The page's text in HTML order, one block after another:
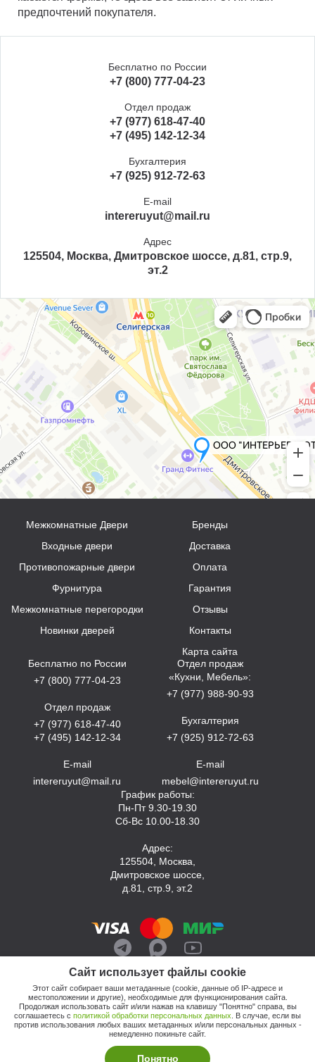
предпочтений покупателя.
Бесплатно по России
+7 (800) 777-04-23
Отдел продаж
+7 (977) 618-47-40
+7 (495) 142-12-34
Бухгалтерия
+7 (925) 912-72-63
E-mail
intereruyut@mail.ru
Адрес
125504, Москва, Дмитровское шоссе, д.81, стр.9,
эт.2
Сайт использует файлы cookie
Этот сайт собирает ваши метаданные (cookie, данные об IP-адресе и
местоположении и другие), необходимые для функционирования сайта.
Продолжая использовать сайт и/или нажав на клавишу "Понятно" справа, вы
соглашаетесь с политикой обработки персональных данных . В случае, если вы
против использования любых ваших метаданных и/или персональных данных -
немедленно покиньте сайт.
Понятно
Межкомнатные Двери
Входные двери
Противопожарные двери
Фурнитура
Межкомнатные перегородки
Новинки дверей
Бренды
Доставка
Оплата
Гарантия
Отзывы
Контакты
Карта сайта
Бесплатно по России
+7 (800) 777-04-23
Отдел продаж
+7 (977) 618-47-40
+7 (495) 142-12-34
E-mail
intereruyut@mail.ru
Отдел продаж
«Кухни, Мебель»:
+7 (977) 988-90-93
Бухгалтерия
+7 (925) 912-72-63
E-mail
mebel@intereruyut.ru
График работы:
Пн-Пт 9.30-19.30
Сб-Вс 10.00-18.30
Адрес:
125504, Москва,
Дмитровское шоссе,
д.81, стр.9, эт.2
© 2026, Компания «Интерьер Уют»
Политика обработки персональных данных
Этот сайт продвигает: Кузнецов Анатолий